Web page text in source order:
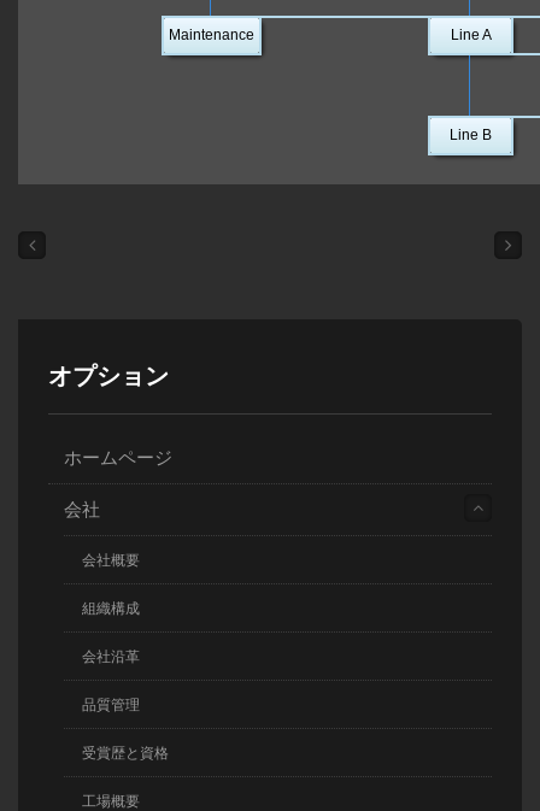
Maintenance Line A
Line B
オプション
ホームページ
会社
会社概要
組織構成
会社沿革
品質管理
受賞歴と資格
工場概要